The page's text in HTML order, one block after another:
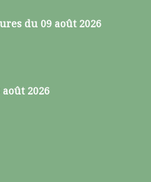
du 09 août 2026
août 2026